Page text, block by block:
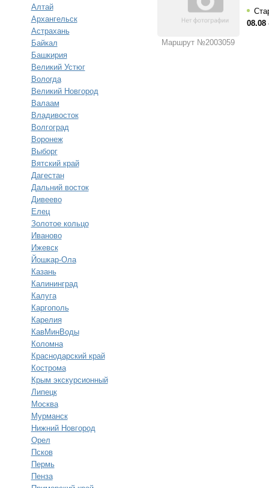
Алтай
Архангельск
Астрахань
Байкал
Башкирия
Великий Устюг
Вологда
Великий Новгород
Валаам
Владивосток
Волгоград
Воронеж
Выборг
Вятский край
Дагестан
Дальний восток
Дивеево
Елец
Золотое кольцо
Иваново
Ижевск
Йошкар-Ола
Казань
Калининград
Калуга
Каргополь
Карелия
КавМинВоды
Коломна
Краснодарский край
Кострома
Крым экскурсионный
Липецк
Москва
Мурманск
Нижний Новгород
Орел
Псков
Пермь
Пенза
Маршрут №2003059
08.08